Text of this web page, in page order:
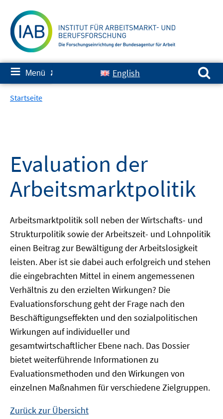
zum
Inhalt
≡ Menü ✘ English
Suchen nach:
Startseite
Evaluation der
Arbeitsmarktpolitik
Arbeitsmarktpolitik soll neben der Wirtschafts- und
Strukturpolitik sowie der Arbeitszeit- und Lohnpolitik
einen Beitrag zur Bewältigung der Arbeitslosigkeit
leisten. Aber ist sie dabei auch erfolgreich und stehen
die eingebrachten Mittel in einem angemessenen
Verhältnis zu den erzielten Wirkungen? Die
Evaluationsforschung geht der Frage nach den
Beschäftigungseffekten und den sozialpolitischen
Wirkungen auf individueller und
gesamtwirtschaftlicher Ebene nach. Das Dossier
bietet weiterführende Informationen zu
Evaluationsmethoden und den Wirkungen von
einzelnen Maßnahmen für verschiedene Zielgruppen.
Zurück zur Übersicht